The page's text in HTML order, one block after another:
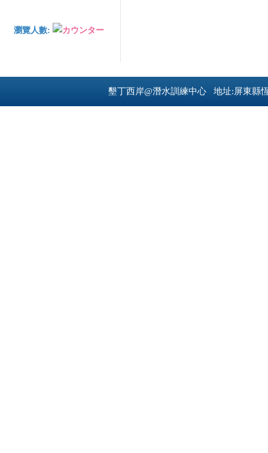
瀏覽人數:
墾丁西岸@潛水訓練中心 地址:屏東縣